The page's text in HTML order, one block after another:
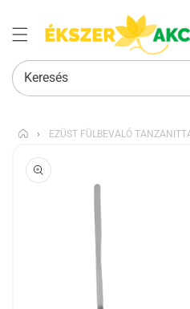
Keresés
› EZÜST FÜLBEVALÓ
UGRÁS A
TERMÉKADATOKRA